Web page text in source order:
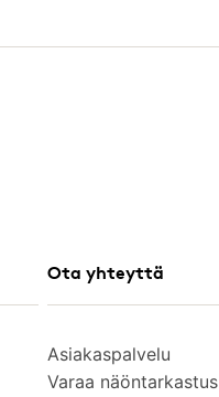
Ota yhteyttä
Asiakaspalvelu
Varaa näöntarkastus